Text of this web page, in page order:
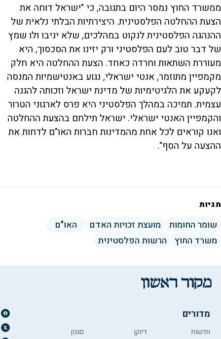
ממשרד החוץ נמסר היום בתגובה, כי "ישראל דוחה את
הצעת ההחלטה הפלסטינית. היצירתיות הבלתי נלאית של
ההנהגה הפלסטינית לנקוט במהלכים, שלא יניבו ולו שמץ
של דבר טוב לעם הפלסטיני ורק יזינו את הסכסוך, היא
מעוררת השתאות וחרדה כאחד. הצעת ההחלטה היא חלק
מקמפיין מתוזמר, אנטי ישראלי, נגוע באנטישמיות המנסה
לקעקע את הלגיטימיות של מדינת ישראל וזכותה להגנה
עצמית. תמיכה במהלך הפלסטיני היא פרס לארגוני הטרור
והקמפיין האנטי ישראלי. ישראל תילחם בהצעת ההחלטה
ואנו קוראים לכל אחת מהמדינות חברות האו"ם לדחות את
ההצעה על הסף".
תגיות
שומר החומות מועצת זכויות האדם
האו"ם
משרד החוץ
הרשות הפלסטינית
מדורים
חדשות
דיוקן
סגנון